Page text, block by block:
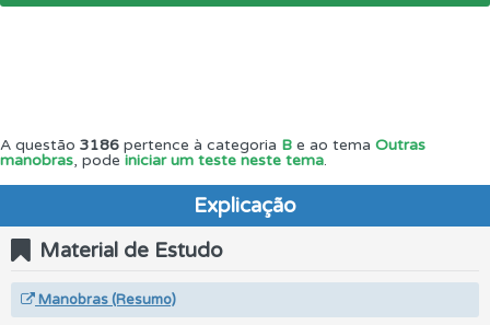
A questão 3186 pertence à categoria B e ao tema Outras
manobras, pode iniciar um teste neste tema.
Explicação
Material de Estudo
Manobras (Resumo)